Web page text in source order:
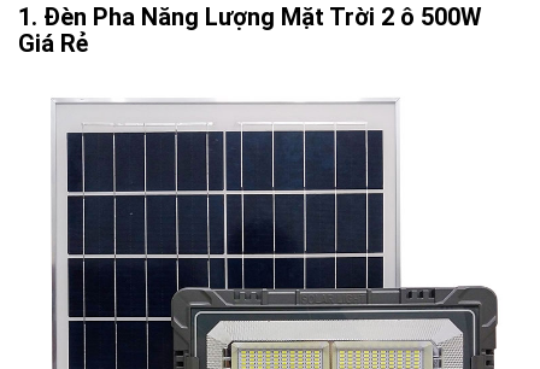
Đèn Pha Năng Lượng Mặt Trời 2 ô 500W
Giá Rẻ